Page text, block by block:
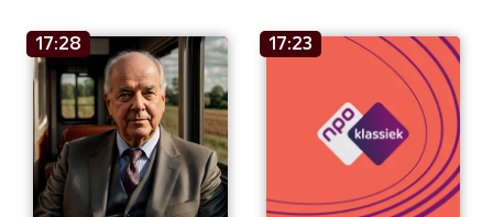
17:28 17:23